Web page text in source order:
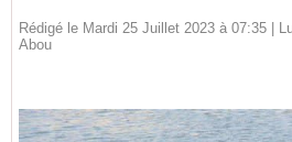
Rédigé le Mardi 25 Juillet 2023 à 07:35 |
Abou